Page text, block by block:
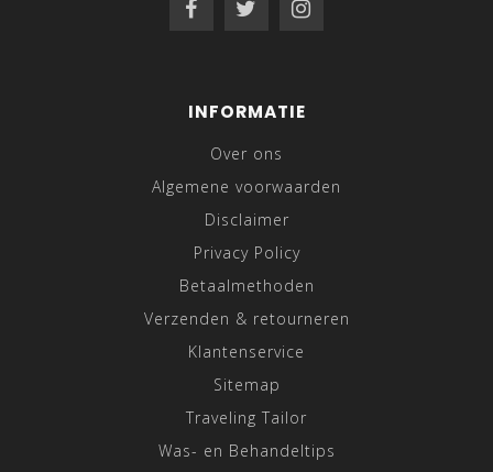
INFORMATIE
Over ons
Algemene voorwaarden
Disclaimer
Privacy Policy
Betaalmethoden
Verzenden & retourneren
Klantenservice
Sitemap
Traveling Tailor
Was- en Behandeltips